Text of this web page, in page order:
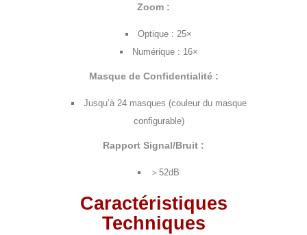
Zoom :
Optique : 25×
Numérique : 16×
Masque de Confidentialité :
Jusqu’à 24 masques (couleur du masque
configurable)
Rapport Signal/Bruit :
＞52dB
Caractéristiques
Techniques